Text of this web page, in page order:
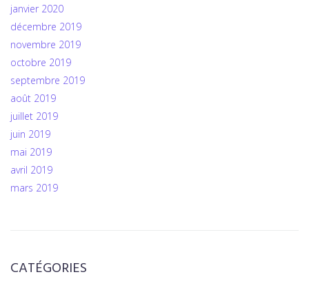
janvier 2020
décembre 2019
novembre 2019
octobre 2019
septembre 2019
août 2019
juillet 2019
juin 2019
mai 2019
avril 2019
mars 2019
CATÉGORIES